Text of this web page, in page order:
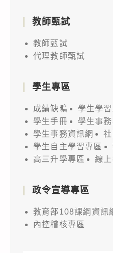
教師甄試
教師甄試
代理教師甄試
學生專區
成績缺曠
學生學
學生手冊
學生事
學生事務資訊網
學生自主學習專區
高三升學專區
線
政令宣導專區
教育部108課綱資訊
內控稽核專區